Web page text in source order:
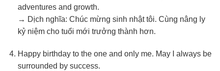
adventures and growth.
→ Dịch nghĩa: Chúc mừng sinh nhật tôi. Cùng nâng ly
kỷ niệm cho tuổi mới trưởng thành hơn.
Happy birthday to the one and only me. May I always be
surrounded by success.